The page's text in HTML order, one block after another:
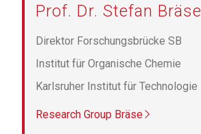
Prof. Dr. Stefan Bräse
Direktor Forschungsbrücke SB
Institut für Organische Chemie
Karlsruher Institut für Technologie
Research Group Bräse